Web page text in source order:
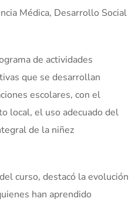
Médica, Desarrollo Social
de actividades
que se desarrollan
escolares, con el
local, el uso adecuado del
de la niñez
curso, destacó la evolución
han aprendido